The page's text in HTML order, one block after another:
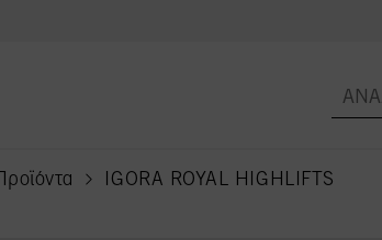
Προϊόντα IGORA ROYAL HIGHLIFTS
current page